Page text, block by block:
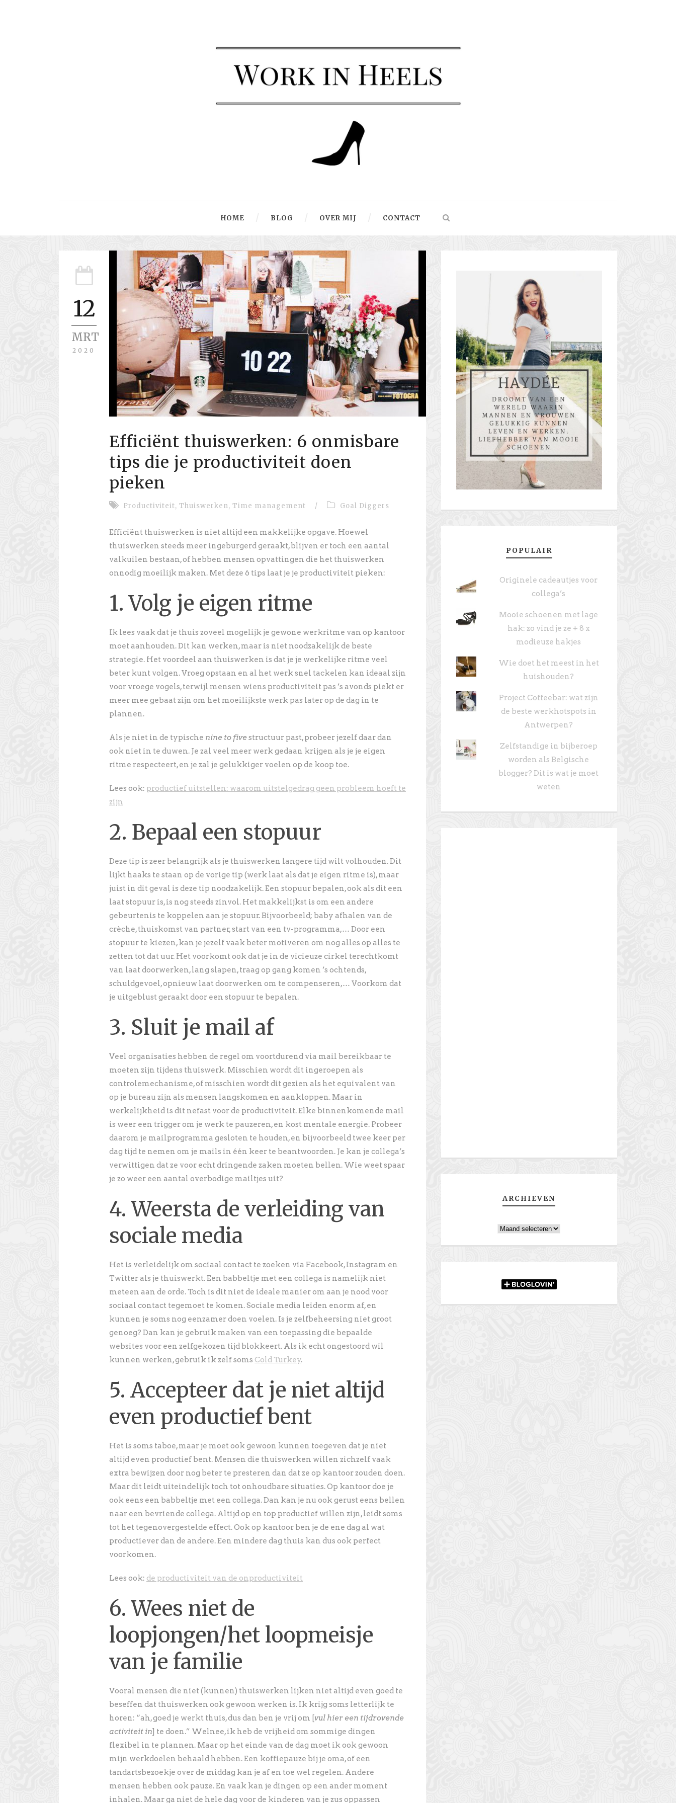
HOME BLOG OVER MIJ CONTACT
12
MRT
2020
Efficiënt thuiswerken: 6 onmisbare
tips die je productiviteit doen
pieken
Productiviteit, Thuiswerken, Time management / Goal Diggers
Efficiënt thuiswerken is niet altijd een makkelijke opgave. Hoewel
thuiswerken steeds meer ingeburgerd geraakt, blijven er toch een aantal
valkuilen bestaan, of hebben mensen opvattingen die het thuiswerken
onnodig moeilijk maken. Met deze 6 tips laat je je productiviteit pieken:
1. Volg je eigen ritme
Ik lees vaak dat je thuis zoveel mogelijk je gewone werkritme van op kantoor
moet aanhouden. Dit kan werken, maar is niet noodzakelijk de beste
strategie. Het voordeel aan thuiswerken is dat je je werkelijke ritme veel
beter kunt volgen. Vroeg opstaan en al het werk snel tackelen kan ideaal zijn
voor vroege vogels, terwijl mensen wiens productiviteit pas ’s avonds piekt er
meer mee gebaat zijn om het moeilijkste werk pas later op de dag in te
plannen.
Als je niet in de typische nine to fivestructuur past, probeer jezelf daar dan
ook niet in te duwen. Je zal veel meer werk gedaan krijgen als je je eigen
ritme respecteert, en je zal je gelukkiger voelen op de koop toe.
Lees ook: productief uitstellen: waarom uitstelgedrag geen probleem hoeft te
zijn
2. Bepaal een stopuur
Deze tip is zeer belangrijk als je thuiswerken langere tijd wilt volhouden. Dit
lijkt haaks te staan op de vorige tip (werk laat als dat je eigen ritme is), maar
juist in dit geval is deze tip noodzakelijk. Een stopuur bepalen, ook als dit een
laat stopuur is, is nog steeds zinvol. Het makkelijkst is om een andere
gebeurtenis te koppelen aan je stopuur. Bijvoorbeeld; baby afhalen van de
crèche, thuiskomst van partner, start van een tv-programma,… Door een
stopuur te kiezen, kan je jezelf vaak beter motiveren om nog alles op alles te
zetten tot dat uur. Het voorkomt ook dat je in de vicieuze cirkel terechtkomt
van laat doorwerken, lang slapen, traag op gang komen ’s ochtends,
schuldgevoel, opnieuw laat doorwerken om te compenseren,… Voorkom dat
je uitgeblust geraakt door een stopuur te bepalen.
3. Sluit je mail af
Veel organisaties hebben de regel om voortdurend via mail bereikbaar te
moeten zijn tijdens thuiswerk. Misschien wordt dit ingeroepen als
controlemechanisme, of misschien wordt dit gezien als het equivalent van
op je bureau zijn als mensen langskomen en aankloppen. Maar in
werkelijkheid is dit nefast voor de productiviteit. Elke binnenkomende mail
is weer een trigger om je werk te pauzeren, en kost mentale energie. Probeer
daarom je mailprogramma gesloten te houden, en bijvoorbeeld twee keer per
dag tijd te nemen om je mails in één keer te beantwoorden. Je kan je collega’s
verwittigen dat ze voor echt dringende zaken moeten bellen. Wie weet spaar
je zo weer een aantal overbodige mailtjes uit?
4. Weersta de verleiding van
sociale media
Het is verleidelijk om sociaal contact te zoeken via Facebook, Instagram en
Twitter als je thuiswerkt. Een babbeltje met een collega is namelijk niet
meteen aan de orde. Toch is dit niet de ideale manier om aan je nood voor
sociaal contact tegemoet te komen. Sociale media leiden enorm af, en
kunnen je soms nog eenzamer doen voelen. Is je zelfbeheersing niet groot
genoeg? Dan kan je gebruik maken van een toepassing die bepaalde
websites voor een zelfgekozen tijd blokkeert. Als ik echt ongestoord wil
kunnen werken, gebruik ik zelf soms Cold Turkey.
5. Accepteer dat je niet altijd
even productief bent
Het is soms taboe, maar je moet ook gewoon kunnen toegeven dat je niet
altijd even productief bent. Mensen die thuiswerken willen zichzelf vaak
extra bewijzen door nog beter te presteren dan dat ze op kantoor zouden doen.
Maar dit leidt uiteindelijk toch tot onhoudbare situaties. Op kantoor doe je
ook eens een babbeltje met een collega. Dan kan je nu ook gerust eens bellen
naar een bevriende collega. Altijd op en top productief willen zijn, leidt soms
tot het tegenovergestelde effect. Ook op kantoor ben je de ene dag al wat
productiever dan de andere. Een mindere dag thuis kan dus ook perfect
voorkomen.
Lees ook: de productiviteit van de onproductiviteit
6. Wees niet de
loopjongen/het loopmeisje
van je familie
Vooral mensen die niet (kunnen) thuiswerken lijken niet altijd even goed te
beseffen dat thuiswerken ook gewoon werken is. Ik krijg soms letterlijk te
horen: “ah, goed je werkt thuis, dus dan ben je vrij om [vul hier een tijdrovende
activiteit in] te doen.” Welnee, ik heb de vrijheid om sommige dingen
flexibel in te plannen. Maar op het einde van de dag moet ik ook gewoon
mijn werkdoelen behaald hebben. Een koffiepauze bij je oma, of een
tandartsbezoekje over de middag kan je af en toe wel regelen. Andere
mensen hebben ook pauze. En vaak kan je dingen op een ander moment
inhalen. Maar ga niet de hele dag voor de kinderen van je zus oppassen
POPULAIR
Originele cadeautjes voor
collega’s
Mooie schoenen met lage
hak: zo vind je ze + 8 x
modieuze hakjes
Wie doet het meest in het
huishouden?
Project Coffeebar: wat zijn
de beste werkhotspots in
Antwerpen?
Zelfstandige in bijberoep
worden als Belgische
blogger? Dit is wat je moet
weten
ARCHIEVEN
Archieven